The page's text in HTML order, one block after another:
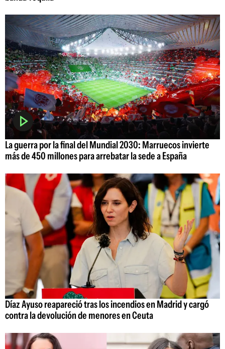
La guerra por la final del Mundial 2030: Marruecos invierte
más de 450 millones para arrebatar la sede a España
Díaz Ayuso reapareció tras los incendios en Madrid y cargó
contra la devolución de menores en Ceuta